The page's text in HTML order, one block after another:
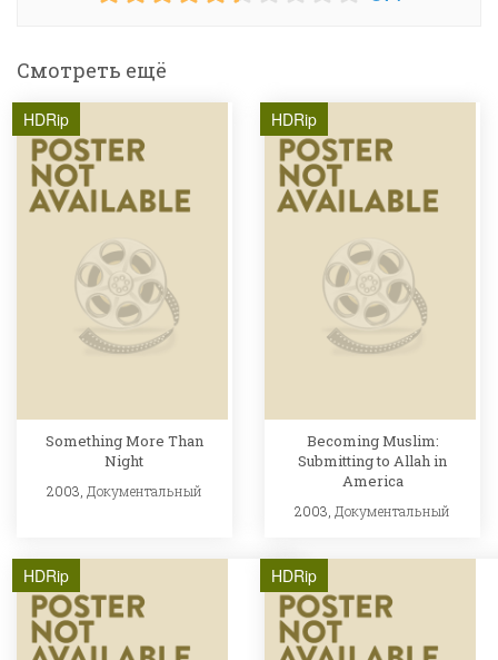
Смотреть ещё
HDRip
Something More Than
Night
2003, Документальный
HDRip
Becoming Muslim:
Submitting to Allah in
America
2003, Документальный
HDRip HDRip